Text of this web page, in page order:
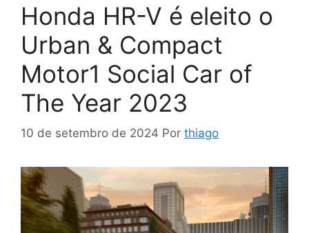
Honda HR-V é eleito o
Urban & Compact
Motor1 Social Car of
The Year 2023
10 de setembro de 2024 Por thiago